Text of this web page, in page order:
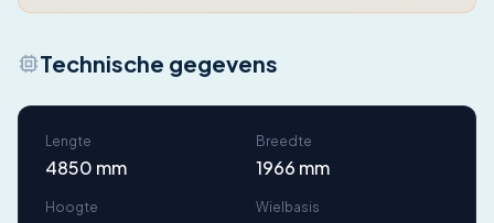
Technische gegevens
Lengte
4850 mm
Breedte
1966 mm
Hoogte Wielbasis